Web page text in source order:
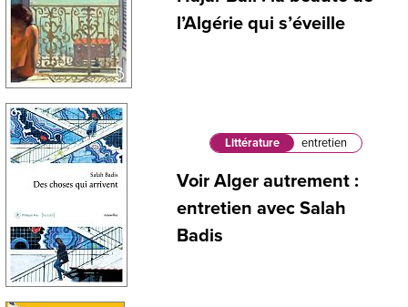
l’Algérie qui s’éveille
Littérature entretien
Voir Alger autrement :
entretien avec Salah
Badis